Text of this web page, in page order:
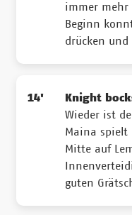
immer mehr
Beginn
drücken und
14'
Knight
Wieder ist
Maina spielt
Mitte auf
guten